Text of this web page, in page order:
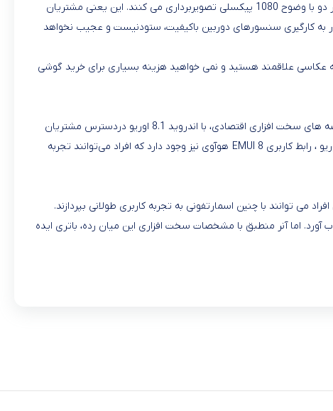
می توانند تصویربرداری پروضوحی در بخش عقب و جلو داشته باشند. شایان ذکر است که دوربین اصلی و سلفی هر دو با وضوح 1080 پیکسلی تصویربرداری می کنند. این یعنی مشتریان Honor 8X به اسمارتفونی دست
به کارگیری سنسورهای دوربین باکیفیت، ستودنیست و عجیب نخواهد
عکاسی علاقمند هستید و نمی خواهید هزینه بسیاری برای خرید گوشی
نیز در دسته اسمارتفون های اندرویدی قرار می گیرد که با مشخصه های سخت افزاری اقتصادی، با اندروید 8.1 اوریو دردسترس مشتریان
EMUI 8 هوآوی نیز وجود دارد که افراد می‌توانند تجربه
می توانند با چنین اسمارتفونی به تجربه کاربری طولانی بپردازند.
اما آنر منطبق با مشخصات سخت افزاری این میان رده، باتری ایده